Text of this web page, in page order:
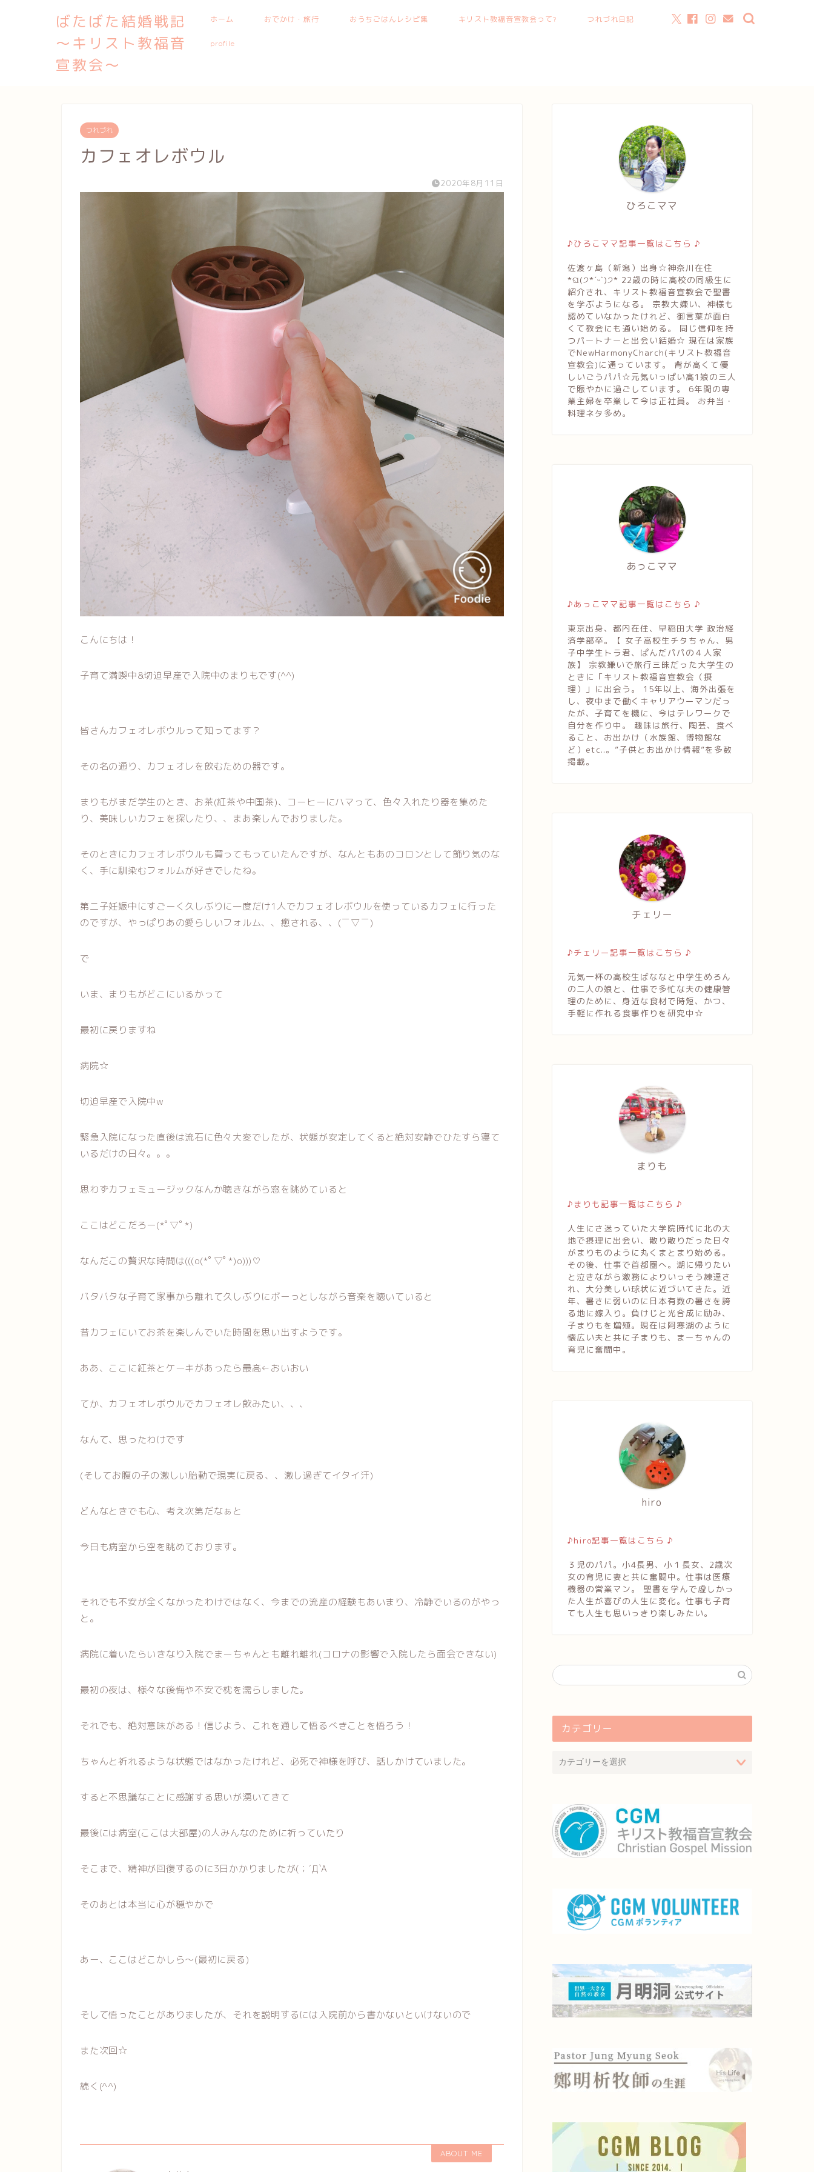
ばたばた結婚戦記
〜キリスト教福音
宣教会〜
ホーム おでかけ・旅行 おうちごはんレシピ集 キリスト教福音宣教会って? つれづれ日記
profile
つれづれ
カフェオレボウル
2020年8月11日
こんにちは！
子育て満喫中&切迫早産で入院中のまりもです(^^)
皆さんカフェオレボウルって知ってます？
その名の通り、カフェオレを飲むための器です。
まりもがまだ学生のとき、お茶(紅茶や中国茶)、コーヒーにハマって、色々入れたり器を集めた
り、美味しいカフェを探したり、、まあ楽しんでおりました。
そのときにカフェオレボウルも買ってもっていたんですが、なんともあのコロンとして飾り気のな
く、手に馴染むフォルムが好きでしたね。
第二子妊娠中にすごーく久しぶりに一度だけ1人でカフェオレボウルを使っているカフェに行った
のですが、やっぱりあの愛らしいフォルム、、癒される、、(￣▽￣)
で
いま、まりもがどこにいるかって
最初に戻りますね
病院☆
切迫早産で入院中w
緊急入院になった直後は流石に色々大変でしたが、状態が安定してくると絶対安静でひたすら寝て
いるだけの日々。。。
思わずカフェミュージックなんか聴きながら窓を眺めていると
ここはどこだろー(*ﾟ▽ﾟ*)
なんだこの贅沢な時間は(((o(*ﾟ▽ﾟ*)o)))♡
バタバタな子育て家事から離れて久しぶりにボーっとしながら音楽を聴いていると
昔カフェにいてお茶を楽しんでいた時間を思い出すようです。
ああ、ここに紅茶とケーキがあったら最高←おいおい
てか、カフェオレボウルでカフェオレ飲みたい、、、
なんて、思ったわけです
(そしてお腹の子の激しい胎動で現実に戻る、、激し過ぎてイタイ汗)
どんなときでも心、考え次第だなぁと
今日も病室から空を眺めております。
それでも不安が全くなかったわけではなく、今までの流産の経験もあいまり、冷静でいるのがやっ
と。
病院に着いたらいきなり入院でまーちゃんとも離れ離れ(コロナの影響で入院したら面会できない)
最初の夜は、様々な後悔や不安で枕を濡らしました。
それでも、絶対意味がある！信じよう、これを通して悟るべきことを悟ろう！
ちゃんと祈れるような状態ではなかったけれど、必死で神様を呼び、話しかけていました。
すると不思議なことに感謝する思いが湧いてきて
最後には病室(ここは大部屋)の人みんなのために祈っていたり
そこまで、精神が回復するのに3日かかりましたが(；´Д`A
そのあとは本当に心が穏やかで
あー、ここはどこかしら〜(最初に戻る)
そして悟ったことがありましたが、それを説明するには入院前から書かないといけないので
また次回☆
続く(^^)
ABOUT ME
ひろこママ
♪ひろこママ記事一覧はこちら ♪
佐渡ヶ島（新潟）出身☆神奈川在住
*ଘ(੭*ˊᵕˋ)੭* 22歳の時に高校の同級生に
紹介され、キリスト教福音宣教会で聖書
を学ぶようになる。 宗教大嫌い、神様も
認めていなかったけれど、御言葉が面白
くて教会にも通い始める。 同じ信仰を持
つパートナーと出会い結婚☆ 現在は家族
でNewHarmonyCharch(キリスト教福音
宣教会)に通っています。 背が高くて優
しいごうパパ☆元気いっぱい高1娘の三人
で賑やかに過ごしています。 6年間の専
業主婦を卒業して今は正社員。 お弁当・
料理ネタ多め。
あっこママ
♪あっこママ記事一覧はこちら ♪
東京出身、都内在住、早稲田大学 政治経
済学部卒。【 女子高校生チタちゃん、男
子中学生トラ君、ぱんだパパの４人家
族】 宗教嫌いで旅行三昧だった大学生の
ときに「キリスト教福音宣教会（摂
理）」に出会う。 15年以上、海外出張を
し、夜中まで働くキャリアウーマンだっ
たが、子育てを機に、今はテレワークで
自分を作り中。 趣味は旅行、陶芸、食べ
ること、お出かけ（水族館、博物館な
ど）etc..。”子供とお出かけ情報”を多数
掲載。
チェリー
♪チェリー記事一覧はこちら ♪
元気一杯の高校生ばななと中学生めろん
の二人の娘と、仕事で多忙な夫の健康管
理のために、身近な食材で時短、かつ、
手軽に作れる食事作りを研究中☆
まりも
♪まりも記事一覧はこちら ♪
人生にさ迷っていた大学院時代に北の大
地で摂理に出会い、散り散りだった日々
がまりものように丸くまとまり始める。
その後、仕事で首都圏へ。湖に帰りたい
と泣きながら激務によりいっそう練達さ
れ、大分美しい球状に近づいてきた。近
年、暑さに弱いのに日本有数の暑さを誇
る地に嫁入り。負けじと光合成に励み、
子まりもを増殖。現在は阿寒湖のように
懐広い夫と共に子まりも、まーちゃんの
育児に奮闘中。
hiro
♪hiro記事一覧はこちら ♪
３児のパパ。小4長男、小１長女、2歳次
女の育児に妻と共に奮闘中。仕事は医療
機器の営業マン。 聖書を学んで虚しかっ
た人生が喜びの人生に変化。仕事も子育
ても人生も思いっきり楽しみたい。
カテゴリー